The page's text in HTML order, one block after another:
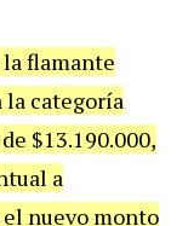
la flamante
la categoría
$13.190.000,
a
el nuevo monto